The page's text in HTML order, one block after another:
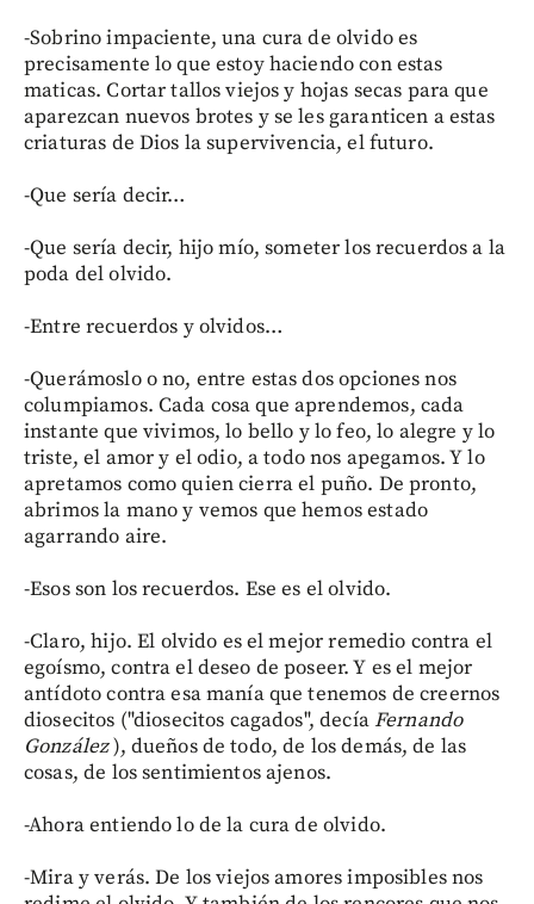
-Sobrino impaciente, una cura de olvido es
precisamente lo que estoy haciendo con estas
maticas. Cortar tallos viejos y hojas secas para que
aparezcan nuevos brotes y se les garanticen a estas
criaturas de Dios la supervivencia, el futuro.
-Que sería decir…
-Que sería decir, hijo mío, someter los recuerdos a la
poda del olvido.
-Entre recuerdos y olvidos…
-Querámoslo o no, entre estas dos opciones nos
columpiamos. Cada cosa que aprendemos, cada
instante que vivimos, lo bello y lo feo, lo alegre y lo
triste, el amor y el odio, a todo nos apegamos. Y lo
apretamos como quien cierra el puño. De pronto,
abrimos la mano y vemos que hemos estado
agarrando aire.
-Esos son los recuerdos. Ese es el olvido.
-Claro, hijo. El olvido es el mejor remedio contra el
egoísmo, contra el deseo de poseer. Y es el mejor
antídoto contra esa manía que tenemos de creernos
diosecitos ("diosecitos cagados", decíaFernando
González), dueños de todo, de los demás, de las
cosas, de los sentimientos ajenos.
-Ahora entiendo lo de la cura de olvido.
-Mira y verás. De los viejos amores imposibles nos